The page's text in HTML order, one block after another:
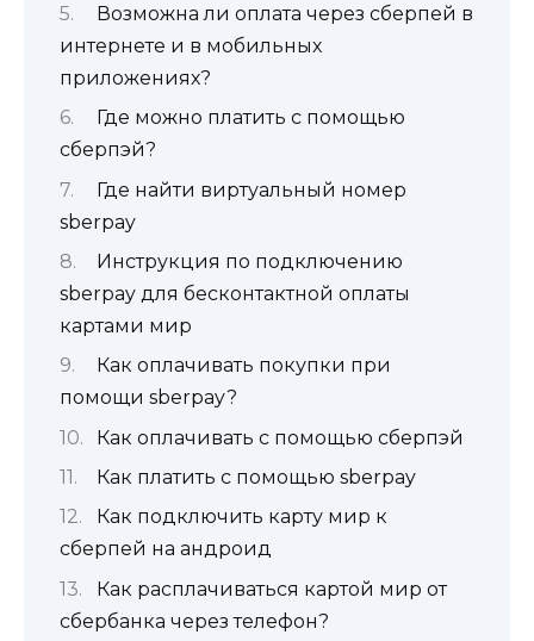
Возможна ли оплата через сберпей в
интернете и в мобильных
приложениях?
Где можно платить с помощью
сберпэй?
Где найти виртуальный номер
sberpay
Инструкция по подключению
sberpay для бесконтактной оплаты
картами мир
Как оплачивать покупки при
помощи sberpay?
Как оплачивать с помощью сберпэй
Как платить с помощью sberpay
Как подключить карту мир к
сберпей на андроид
Как расплачиваться картой мир от
сбербанка через телефон?